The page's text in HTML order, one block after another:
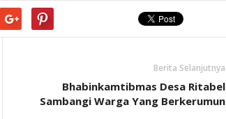
Berita Selanjutnya
Bhabinkamtibmas Desa Ritabel
Sambangi Warga Yang Berkerumun